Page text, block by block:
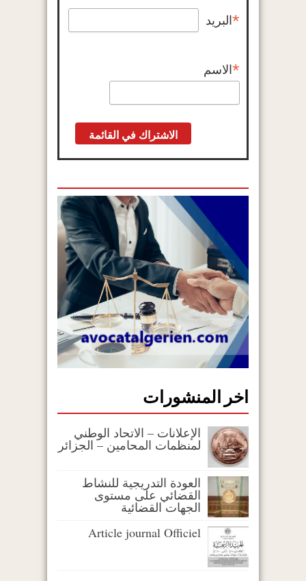
*البريد
*الاسم
اخر المنشورات
الإعلانات – الاتحاد الوطني
لمنظمات المحامين – الجزائر
العودة التدريجية للنشاط
القضائي على مستوى
الجهات القضائية
Article journal Officiel